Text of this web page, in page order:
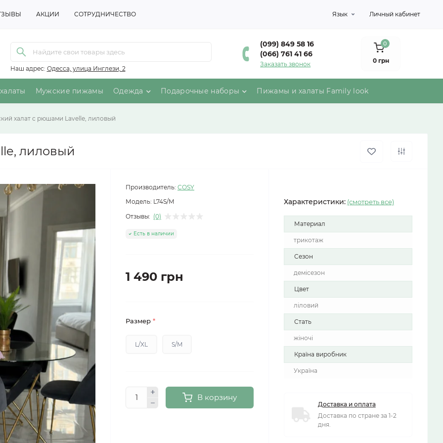
АКЦИИ СОТРУДНИЧЕСТВО Язык Личный кабинет
Наш адрес: Одесса, улица Инглези, 2
(099) 849 58 16
(066) 761 41 66
Заказать звонок
0
0 грн
Мужские пижамы Одежда Подарочные наборы Пижамы и халаты Family look
халат с рюшами Lavelle, лиловый
лиловый
Производитель: COSY
Модель: L74S/M
Отзывы: (0)
Есть в наличии
1 490 грн
Размер *
L/XL S/M
В корзину
Характеристики: (смотреть все)
Материал
трикотаж
Сезон
демісезон
Цвет
ліловий
Стать
жіночі
Країна виробник
Україна
Доставка и оплата
Доставка по стране за 1-2
дня.